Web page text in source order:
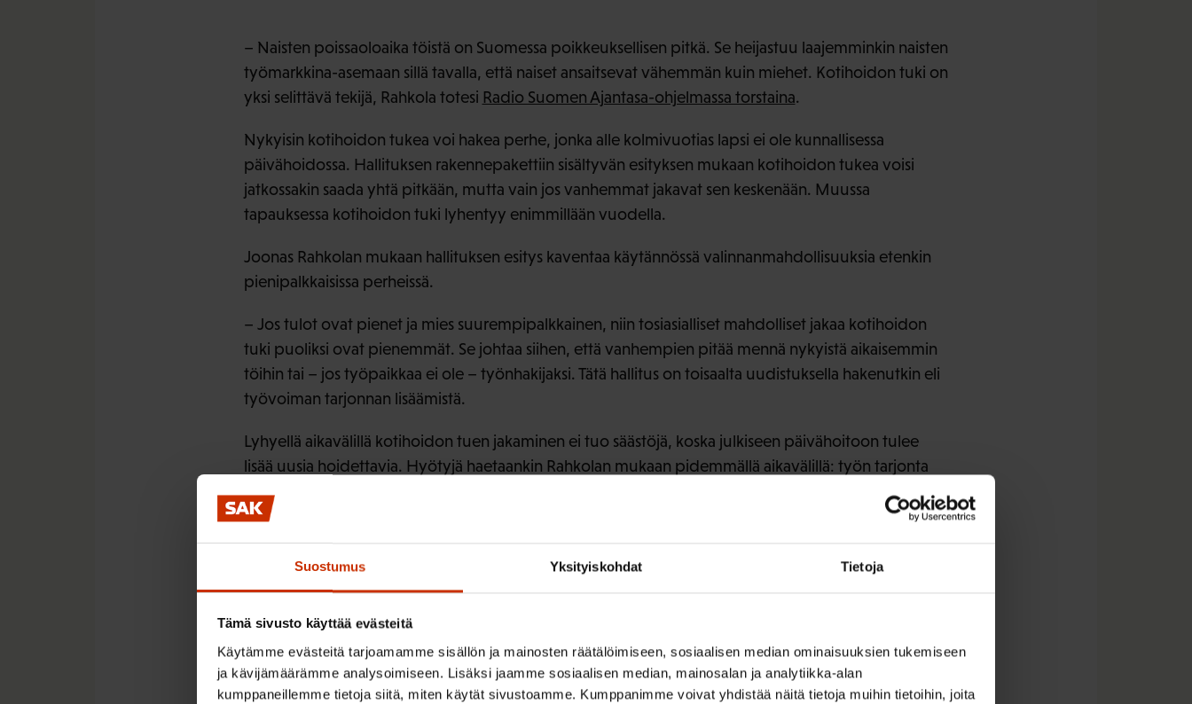
Suostumus Yksityiskohdat Tietoja
Tämä sivusto käyttää evästeitä
Käytämme evästeitä tarjoamamme sisällön ja mainosten räätälöimiseen, sosiaalisen median ominaisuuksien tukemiseen
ja kävijämäärämme analysoimiseen. Lisäksi jaamme sosiaalisen median, mainosalan ja analytiikka-alan
kumppaneillemme tietoja siitä, miten käytät sivustoamme. Kumppanimme voivat yhdistää näitä tietoja muihin tietoihin, joita
– Naisten poissaoloaika töistä on Suomessa poikkeuksellisen pitkä. Se heijastuu laajemminkin naisten
työmarkkina-asemaan sillä tavalla, että naiset ansaitsevat vähemmän kuin miehet. Kotihoidon tuki on
yksi selittävä tekijä, Rahkola totesi Radio Suomen Ajantasa-ohjelmassa torstaina.
Nykyisin kotihoidon tukea voi hakea perhe, jonka alle kolmivuotias lapsi ei ole kunnallisessa
päivähoidossa. Hallituksen rakennepakettiin sisältyvän esityksen mukaan kotihoidon tukea voisi
jatkossakin saada yhtä pitkään, mutta vain jos vanhemmat jakavat sen keskenään. Muussa
tapauksessa kotihoidon tuki lyhentyy enimmillään vuodella.
Joonas Rahkolan mukaan hallituksen esitys kaventaa käytännössä valinnanmahdollisuuksia etenkin
pienipalkkaisissa perheissä.
– Jos tulot ovat pienet ja mies suurempipalkkainen, niin tosiasialliset mahdolliset jakaa kotihoidon
tuki puoliksi ovat pienemmät. Se johtaa siihen, että vanhempien pitää mennä nykyistä aikaisemmin
töihin tai – jos työpaikkaa ei ole – työnhakijaksi. Tätä hallitus on toisaalta uudistuksella hakenutkin eli
työvoiman tarjonnan lisäämistä.
Lyhyellä aikavälillä kotihoidon tuen jakaminen ei tuo säästöjä, koska julkiseen päivähoitoon tulee
lisää uusia hoidettavia. Hyötyjä haetaankin Rahkolan mukaan pidemmällä aikavälillä: työn tarjonta
lisääntyy ja ihmiset työllistyvät.
homma ei ratkea, Rahkola kuitenkin muistuttaa.
vähäinen
Ajantasan haastattelussa Joonas Rahkola otti kantaa myös hallituksen työmatkaa koskevaan